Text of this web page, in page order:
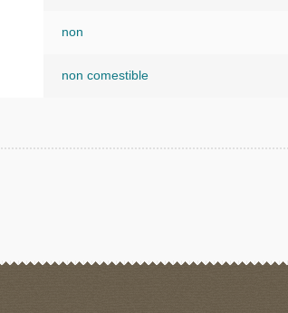
non
non comestible